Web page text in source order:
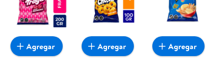
Agregar Agregar Agregar